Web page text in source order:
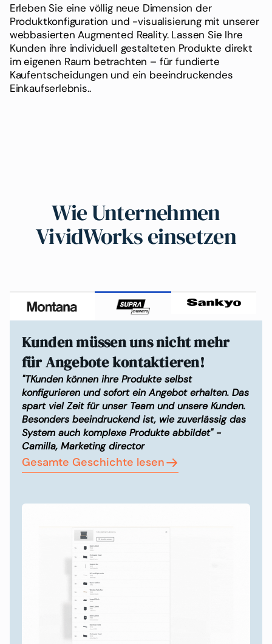
Erleben Sie eine völlig neue Dimension der
Produktkonfiguration und -visualisierung mit unserer
webbasierten Augmented Reality. Lassen Sie Ihre
Kunden ihre individuell gestalteten Produkte direkt
im eigenen Raum betrachten – für fundierte
Kaufentscheidungen und ein beeindruckendes
Einkaufserlebnis..
Wie Unternehmen
VividWorks einsetzen
Kunden müssen uns nicht mehr
für Angebote kontaktieren!
"TKunden können ihre Produkte selbst
konfigurieren und sofort ein Angebot erhalten. Das
spart viel Zeit für unser Team und unsere Kunden.
Besonders beeindruckend ist, wie zuverlässig das
System auch komplexe Produkte abbildet" -
Camilla, Marketing director
Gesamte Geschichte lesen